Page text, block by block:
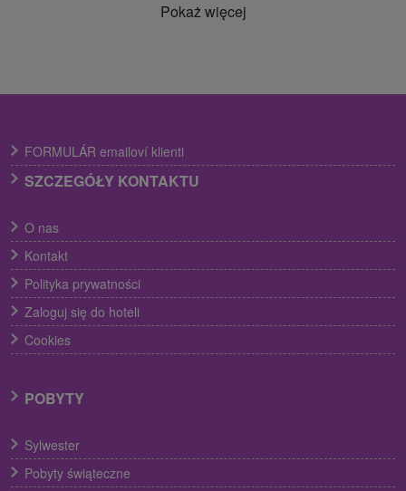
Pokaż więcej
FORMULÁR emailoví klienti
SZCZEGÓŁY KONTAKTU
O nas
Kontakt
Polityka prywatności
Zaloguj się do hoteli
Cookies
POBYTY
Sylwester
Pobyty świąteczne